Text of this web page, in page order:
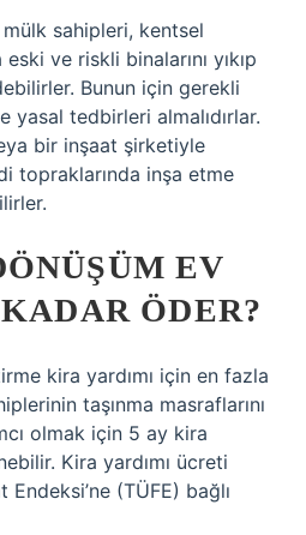
sahipleri, kentsel
ve riskli binalarını yıkıp
Bunun için gerekli
yasal tedbirleri almalıdırlar.
bir inşaat şirketiyle
topraklarında inşa etme
EV
ÖDER?
kira yardımı için en fazla
taşınma masraflarını
olmak için 5 ay kira
Kira yardımı ücreti
(TÜFE) bağlı